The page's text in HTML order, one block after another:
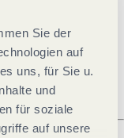
Sie der
auf
uns, für Sie u.
und
für soziale
auf unsere